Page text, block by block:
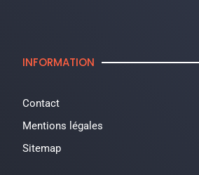
INFORMATION
Contact
Mentions légales
Sitemap